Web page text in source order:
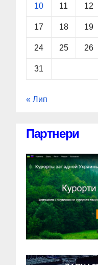
10 11 12
17 18 19
24 25 26
31
« Лип
Партнери